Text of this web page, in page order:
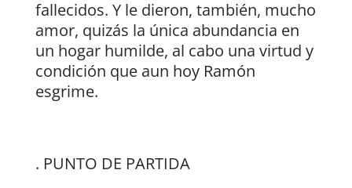
fallecidos. Y le dieron, también, mucho
amor, quizás la única abundancia en
un hogar humilde, al cabo una virtud y
condición que aun hoy Ramón
esgrime.
. PUNTO DE PARTIDA